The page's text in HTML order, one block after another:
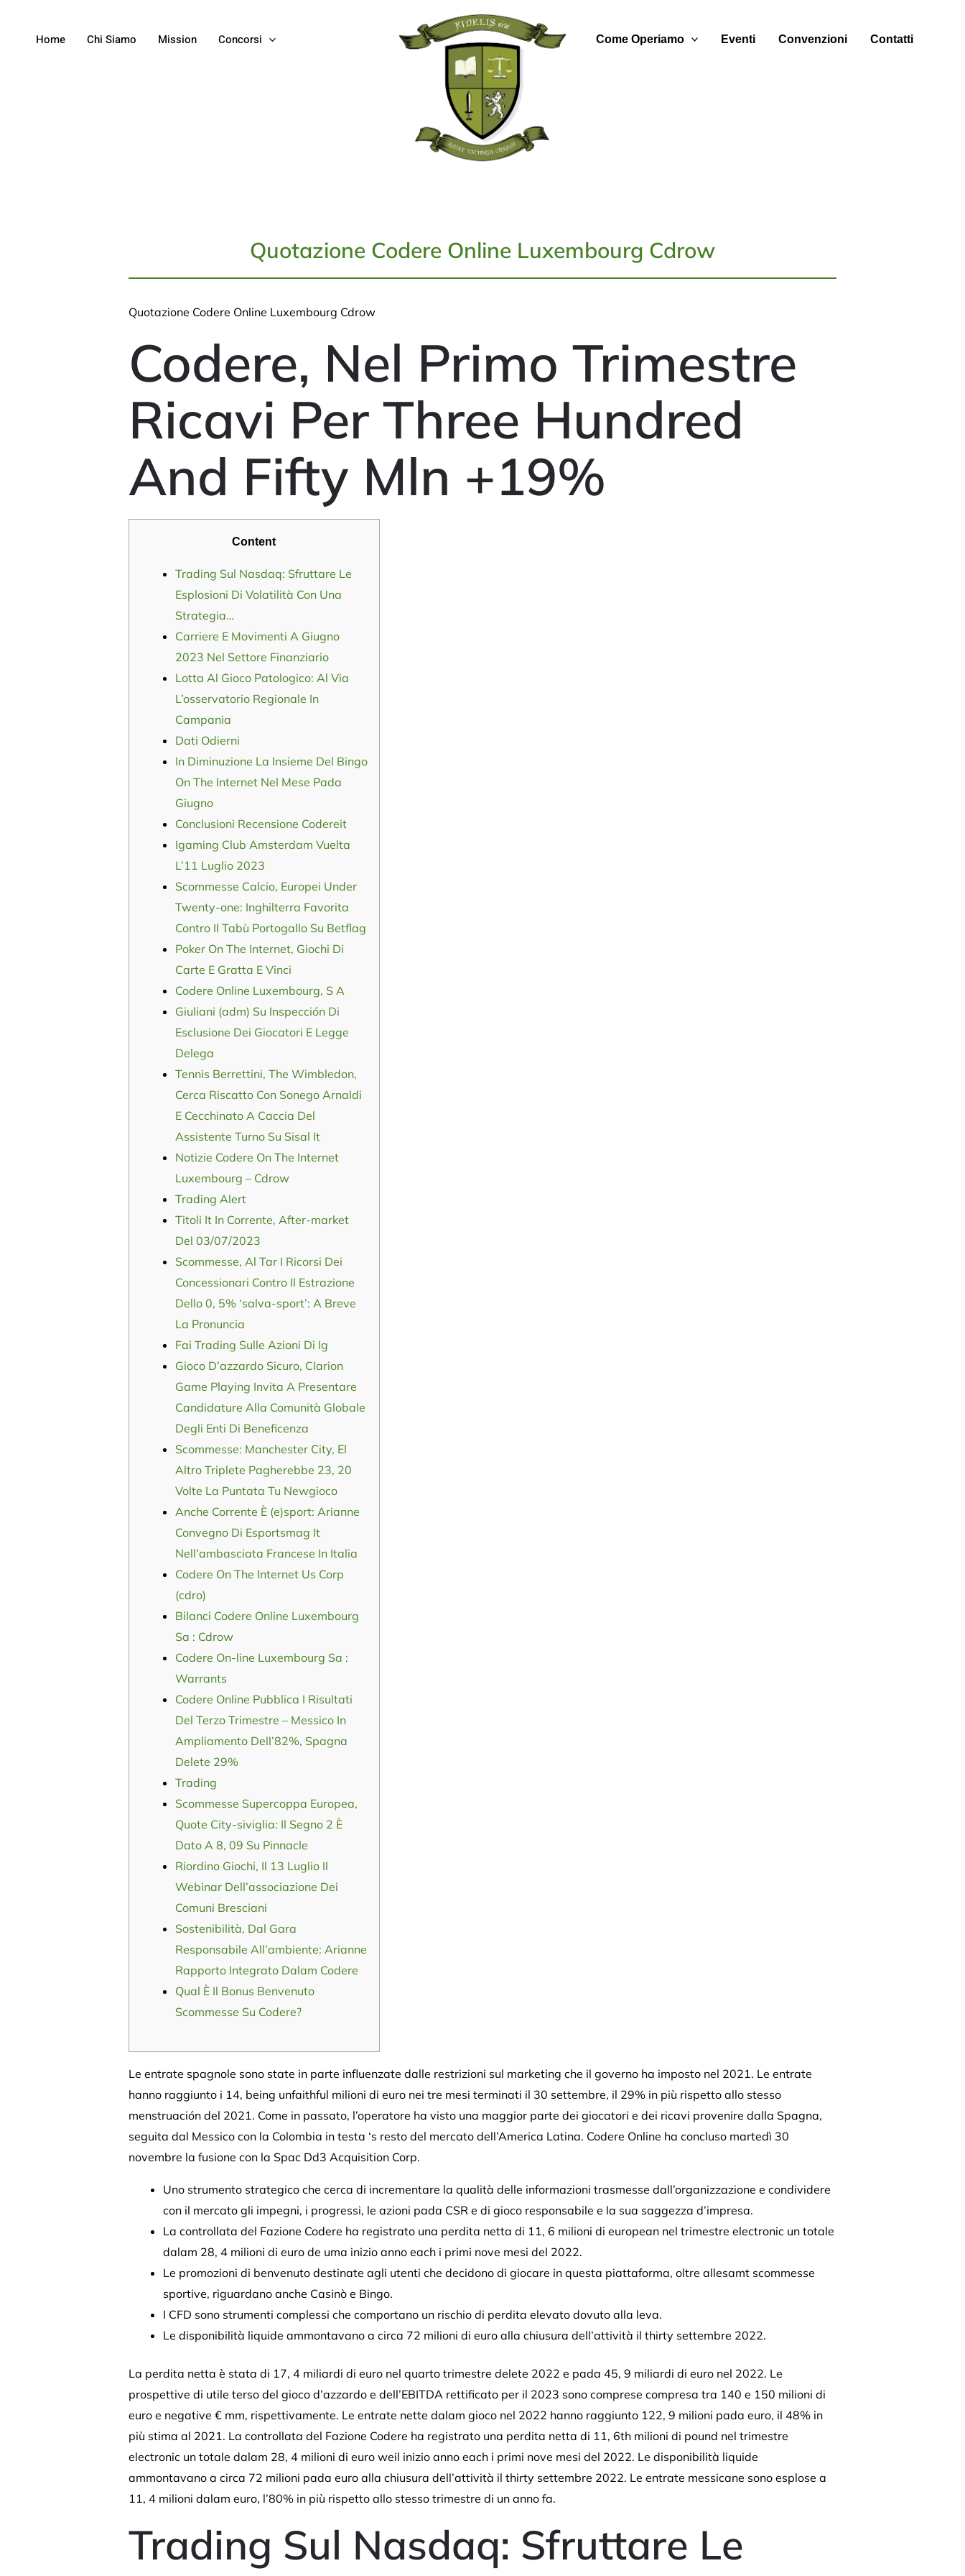
Home Chi Siamo Mission Concorsi Come Operiamo Eventi Convenzioni Contatti
Quotazione Codere Online Luxembourg Cdrow
Quotazione Codere Online Luxembourg Cdrow
Codere, Nel Primo Trimestre
Ricavi Per Three Hundred
And Fifty Mln +19%
Content
Trading Sul Nasdaq: Sfruttare Le
Esplosioni Di Volatilità Con Una
Strategia…
Carriere E Movimenti A Giugno
2023 Nel Settore Finanziario
Lotta Al Gioco Patologico: Al Via
L’osservatorio Regionale In
Campania
Dati Odierni
In Diminuzione La Insieme Del Bingo
On The Internet Nel Mese Pada
Giugno
Conclusioni Recensione Codereit
Igaming Club Amsterdam Vuelta
L’11 Luglio 2023
Scommesse Calcio, Europei Under
Twenty-one: Inghilterra Favorita
Contro Il Tabù Portogallo Su Betflag
Poker On The Internet, Giochi Di
Carte E Gratta E Vinci
Codere Online Luxembourg, S A
Giuliani (adm) Su Inspección Di
Esclusione Dei Giocatori E Legge
Delega
Tennis Berrettini, The Wimbledon,
Cerca Riscatto Con Sonego Arnaldi
E Cecchinato A Caccia Del
Assistente Turno Su Sisal It
Notizie Codere On The Internet
Luxembourg – Cdrow
Trading Alert
Titoli It In Corrente, After-market
Del 03/07/2023
Scommesse, Al Tar I Ricorsi Dei
Concessionari Contro Il Estrazione
Dello 0, 5% ‘salva-sport’: A Breve
La Pronuncia
Fai Trading Sulle Azioni Di Ig
Gioco D’azzardo Sicuro, Clarion
Game Playing Invita A Presentare
Candidature Alla Comunità Globale
Degli Enti Di Beneficenza
Scommesse: Manchester City, El
Altro Triplete Pagherebbe 23, 20
Volte La Puntata Tu Newgioco
Anche Corrente È (e)sport: Arianne
Convegno Di Esportsmag It
Nell’ambasciata Francese In Italia
Codere On The Internet Us Corp
(cdro)
Bilanci Codere Online Luxembourg
Sa : Cdrow
Codere On-line Luxembourg Sa :
Warrants
Codere Online Pubblica I Risultati
Del Terzo Trimestre – Messico In
Ampliamento Dell’82%, Spagna
Delete 29%
Trading
Scommesse Supercoppa Europea,
Quote City-siviglia: Il Segno 2 È
Dato A 8, 09 Su Pinnacle
Riordino Giochi, Il 13 Luglio Il
Webinar Dell’associazione Dei
Comuni Bresciani
Sostenibilità, Dal Gara
Responsabile All’ambiente: Arianne
Rapporto Integrato Dalam Codere
Qual È Il Bonus Benvenuto
Scommesse Su Codere?
Le entrate spagnole sono state in parte influenzate dalle restrizioni sul marketing che il governo ha imposto nel 2021. Le entrate
hanno raggiunto i 14, being unfaithful milioni di euro nei tre mesi terminati il 30 settembre, il 29% in più rispetto allo stesso
menstruación del 2021. Come in passato, l’operatore ha visto una maggior parte dei giocatori e dei ricavi provenire dalla Spagna,
seguita dal Messico con la Colombia in testa ‘s resto del mercato dell’America Latina. Codere Online ha concluso martedì 30
novembre la fusione con la Spac Dd3 Acquisition Corp.
Uno strumento strategico che cerca di incrementare la qualità delle informazioni trasmesse dall’organizzazione e condividere
con il mercato gli impegni, i progressi, le azioni pada CSR e di gioco responsabile e la sua saggezza d’impresa.
La controllata del Fazione Codere ha registrato una perdita netta di 11, 6 milioni di european nel trimestre electronic un totale
dalam 28, 4 milioni di euro de uma inizio anno each i primi nove mesi del 2022.
Le promozioni di benvenuto destinate agli utenti che decidono di giocare in questa piattaforma, oltre allesamt scommesse
sportive, riguardano anche Casinò e Bingo.
I CFD sono strumenti complessi che comportano un rischio di perdita elevato dovuto alla leva.
Le disponibilità liquide ammontavano a circa 72 milioni di euro alla chiusura dell’attività il thirty settembre 2022.
La perdita netta è stata di 17, 4 miliardi di euro nel quarto trimestre delete 2022 e pada 45, 9 miliardi di euro nel 2022. Le
prospettive di utile terso del gioco d’azzardo e dell’EBITDA rettificato per il 2023 sono comprese compresa tra 140 e 150 milioni di
euro e negative € mm, rispettivamente. Le entrate nette dalam gioco nel 2022 hanno raggiunto 122, 9 milioni pada euro, il 48% in
più stima al 2021. La controllata del Fazione Codere ha registrato una perdita netta di 11, 6th milioni di pound nel trimestre
electronic un totale dalam 28, 4 milioni di euro weil inizio anno each i primi nove mesi del 2022. Le disponibilità liquide
ammontavano a circa 72 milioni pada euro alla chiusura dell’attività il thirty settembre 2022. Le entrate messicane sono esplose a
11, 4 milioni dalam euro, l’80% in più rispetto allo stesso trimestre di un anno fa.
Trading Sul Nasdaq: Sfruttare Le